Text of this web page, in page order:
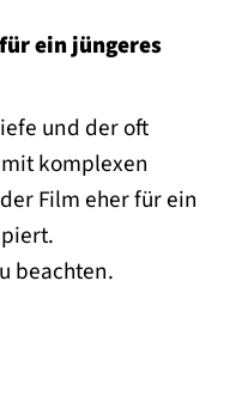
ein jüngeres
und der oft
komplexen
Film eher für ein
beachten.